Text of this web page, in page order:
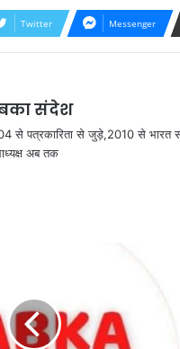
Twitter Messenger
संदेश
से पत्रकारिता से जुड़े,2010 से भारत
अब तक